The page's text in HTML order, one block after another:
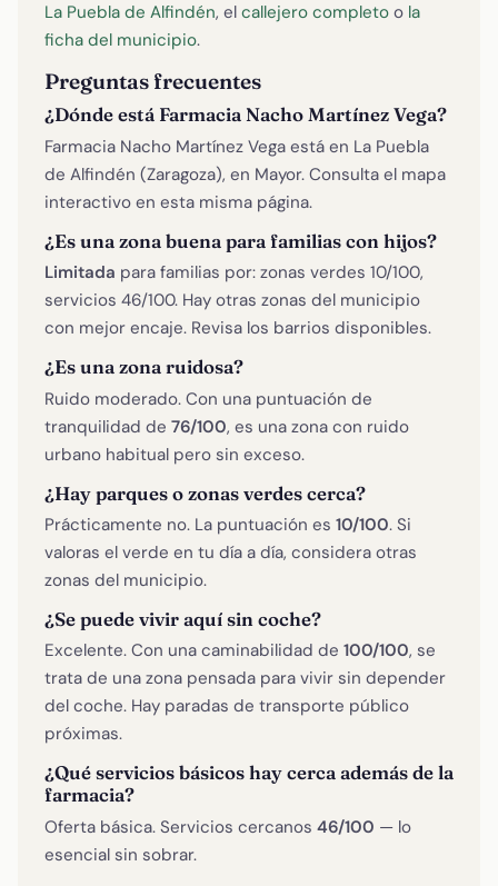
La Puebla de Alfindén, el callejero completo o la
ficha del municipio.
Preguntas frecuentes
¿Dónde está Farmacia Nacho Martínez Vega?
Farmacia Nacho Martínez Vega está en La Puebla
de Alfindén (Zaragoza), en Mayor. Consulta el mapa
interactivo en esta misma página.
¿Es una zona buena para familias con hijos?
Limitada para familias por: zonas verdes 10/100,
servicios 46/100. Hay otras zonas del municipio
con mejor encaje. Revisa los barrios disponibles.
¿Es una zona ruidosa?
Ruido moderado. Con una puntuación de
tranquilidad de 76/100, es una zona con ruido
urbano habitual pero sin exceso.
¿Hay parques o zonas verdes cerca?
Prácticamente no. La puntuación es 10/100. Si
valoras el verde en tu día a día, considera otras
zonas del municipio.
¿Se puede vivir aquí sin coche?
Excelente. Con una caminabilidad de 100/100, se
trata de una zona pensada para vivir sin depender
del coche. Hay paradas de transporte público
próximas.
¿Qué servicios básicos hay cerca además de la
farmacia?
Oferta básica. Servicios cercanos 46/100 — lo
esencial sin sobrar.